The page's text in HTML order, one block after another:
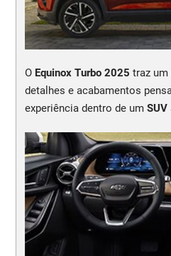
O Equinox Turbo 2025 traz um
detalhes e acabamentos
experiência dentro de um SUV